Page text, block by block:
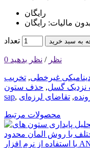
رایگان
مالیات: رایگان
تعداد به سبد خرید
0 نظر / نظر بدهید
غیرخطی, تخریب
نزدیک گسل, حذف ستون
sap, , تقاضای لرزه‌ای
محصولات مرتبط